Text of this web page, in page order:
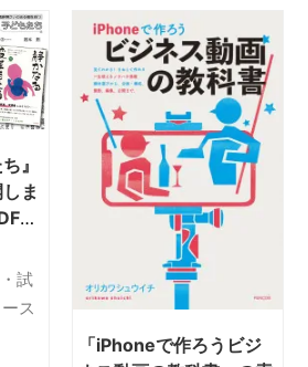
』
ま
あ
つ
ぴ試
ス
「iPhoneで作ろうビジ